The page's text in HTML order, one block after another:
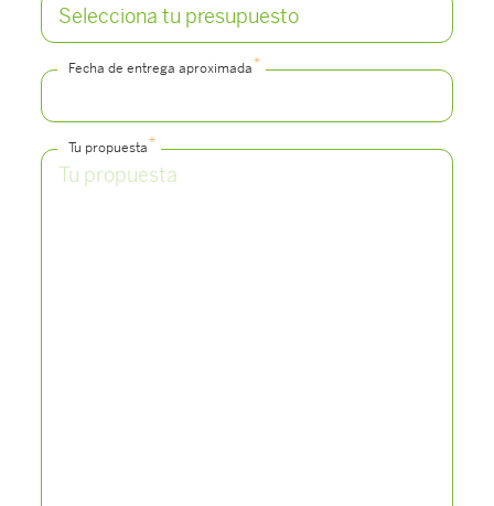
Fecha de entrega aproximada*
Tu propuesta*